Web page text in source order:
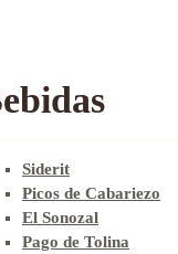
Siderit
Picos de Cabariezo
El Sonozal
Pago de Tolina